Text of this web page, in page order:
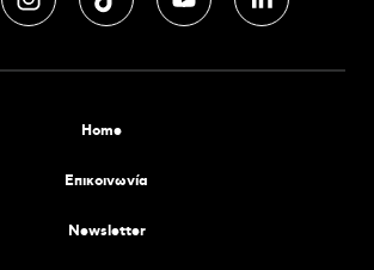
Home
Επικοινωνία
Newsletter